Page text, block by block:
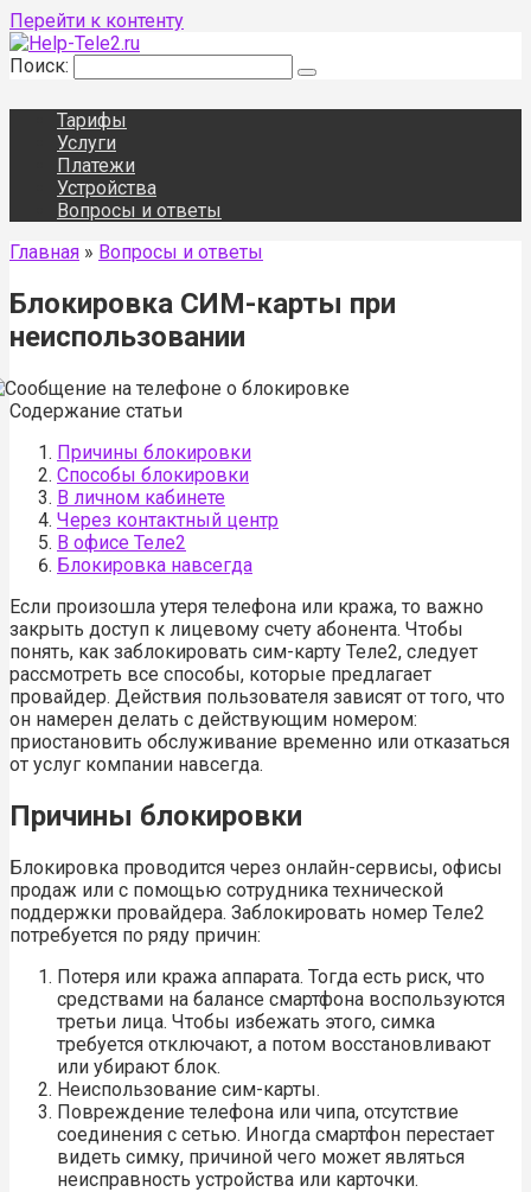
Перейти к контенту
Поиск:
Тарифы
Услуги
Платежи
Устройства
Вопросы и ответы
Главная » Вопросы и ответы
Блокировка СИМ-карты при
неиспользовании
Содержание статьи
Причины блокировки
Способы блокировки
В личном кабинете
Через контактный центр
В офисе Теле2
Блокировка навсегда
Если произошла утеря телефона или кража, то важно
закрыть доступ к лицевому счету абонента. Чтобы
понять, как заблокировать сим-карту Теле2, следует
рассмотреть все способы, которые предлагает
провайдер. Действия пользователя зависят от того, что
он намерен делать с действующим номером:
приостановить обслуживание временно или отказаться
от услуг компании навсегда.
Причины блокировки
Блокировка проводится через онлайн-сервисы, офисы
продаж или с помощью сотрудника технической
поддержки провайдера. Заблокировать номер Теле2
потребуется по ряду причин:
Потеря или кража аппарата. Тогда есть риск, что
средствами на балансе смартфона воспользуются
третьи лица. Чтобы избежать этого, симка
требуется отключают, а потом восстановливают
или убирают блок.
Неиспользование сим-карты.
Повреждение телефона или чипа, отсутствие
соединения с сетью. Иногда смартфон перестает
видеть симку, причиной чего может являться
неисправность устройства или карточки.